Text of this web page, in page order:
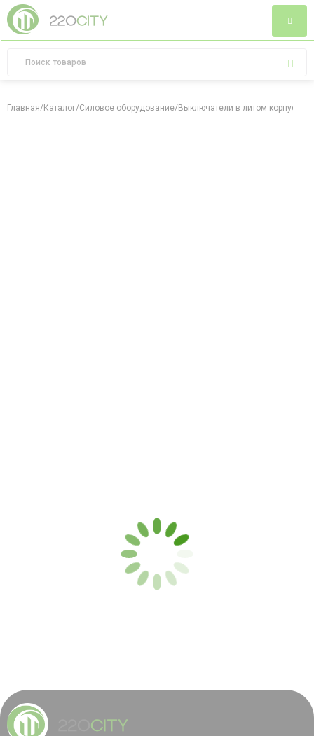
Главная/Каталог/Силовое оборудование/Выключатели в литом корпусе